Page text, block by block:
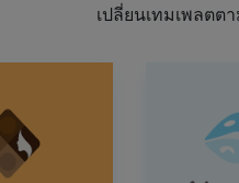
เปลี่ยนเทมเพลต